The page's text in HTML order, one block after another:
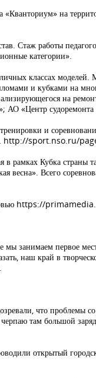
на
Стаж работы
категории».
классах моделей.
и кубками на
на
АО «Центр судоремонта
и
http://sport.nso.ru/
Кубка страны
весна». Всего
https://
занимаем первое
наш край в
что проблемы со
там большой
открытый